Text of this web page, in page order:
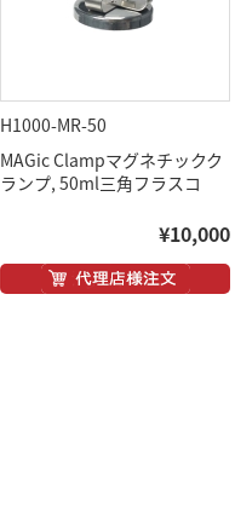
H1000-MR-50
MAGic Clampマグネチックク
ランプ, 50ml三角フラスコ
¥10,000